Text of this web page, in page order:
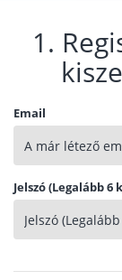
1.
Email
Jelszó (Legalább